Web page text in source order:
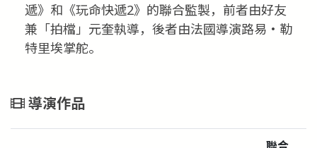
遞》和《玩命快遞2》的聯合監製，前者由好友
兼「拍檔」元奎執導，後者由法國導演路易‧勒
特里埃掌舵。
導演作品